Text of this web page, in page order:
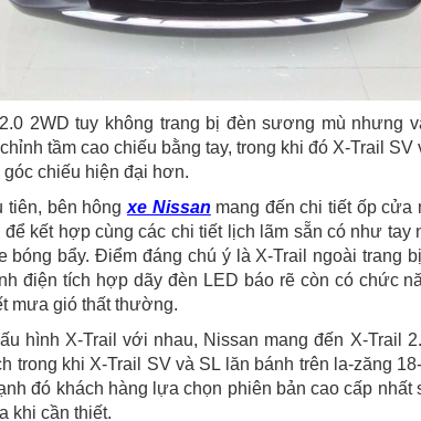
2WD tuy không trang bị đèn sương mù nhưng
tầm cao chiếu bằng tay, trong khi đó X-Trail
chiếu hiện đại hơn.
tiên, bên hông xe Nissan mang đến chi tiết ốp
để kết hợp cùng các chi tiết lịch lãm sẵn có như tay
bóng bẩy. Điểm đáng chú ý là X-Trail ngoài trang
điện tích hợp dãy đèn LED báo rẽ còn có chức
mưa gió thất thường.
hình X-Trail với nhau, Nissan mang đến X-Trail
trong khi X-Trail SV và SL lăn bánh trên la-zăng
đó khách hàng lựa chọn phiên bản cao cấp nhất
khi cần thiết.